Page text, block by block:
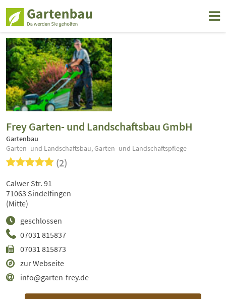
Frey Garten- und Landschaftsbau GmbH
Gartenbau
Garten- und Landschaftsbau, Garten- und Landschaftspflege
(2)
07031 815837
07031 815873
zur Webseite
info@garten-frey.de
geschlossen
Calwer Str. 91
71063 Sindelfingen
(Mitte)